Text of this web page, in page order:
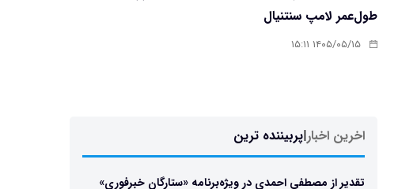
طول‌عمر لامپ سنتنیال
۱۴۰۵/۰۵/۱۵ ۱۵:۱۱
اخرین اخبار|پربیننده ترین
تقدیر از مصطفی احمدی در ویژه‌برنامه «ستارگان خبرفوری»